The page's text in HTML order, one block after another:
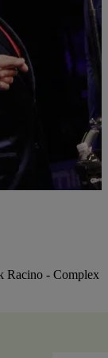
Racino - Complex